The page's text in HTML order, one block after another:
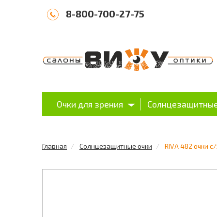
8-800-700-27-75
Очки для зрения
Главная Солнцезащитные очки RIVA 482 очки